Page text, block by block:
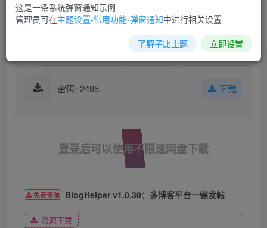
密码: 2495 下载
登录后可以使用不限速网盘下载
免费资源 BlogHelper v1.0.30：多博客平台一键发帖
资源下载
这是一条系统弹窗通知示例
管理员可在主题设置-常用功能-弹窗通知中进行相关设置
了解子比主题 立即设置